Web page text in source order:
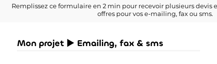
Remplissez ce formulaire en 2 min pour recevoir plusieurs devis
offres pour vos e-mailing, fax ou sms.
Mon projet ► Emailing, fax & sms